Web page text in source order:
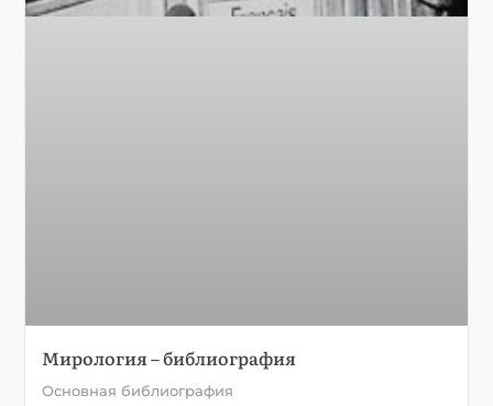
Мирология – библиография
Основная библиография